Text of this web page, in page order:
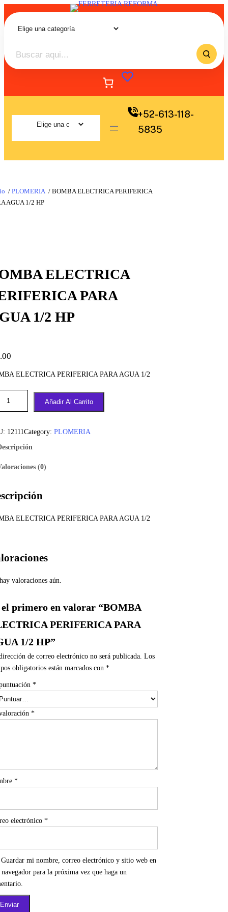
+52-613-118-
5835
/ PLOMERIA / BOMBA ELECTRICA PERIFERICA
AGUA 1/2 HP
ELECTRICA
PARA
1/2 HP
ELECTRICA PERIFERICA PARA AGUA 1/2
Añadir Al Carrito
12111Category: PLOMERIA
(0)
ELECTRICA PERIFERICA PARA AGUA 1/2
valoraciones aún.
el primero en valorar “BOMBA
PERIFERICA PARA
1/2 HP”
de correo electrónico no será publicada. Los
obligatorios están marcados con *
*
*
*
electrónico *
Guardar mi nombre, correo electrónico y sitio web en
navegador para la próxima vez que haga un